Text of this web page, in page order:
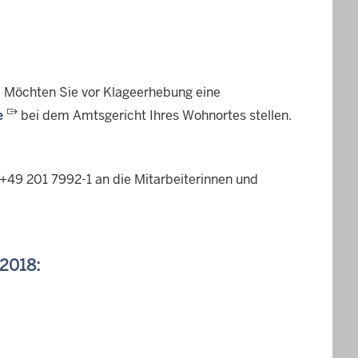
Möchten Sie vor Klageerhebung eine
bei dem Amtsgericht Ihres Wohnortes stellen.
201 7992-1 an die Mitarbeiterinnen und